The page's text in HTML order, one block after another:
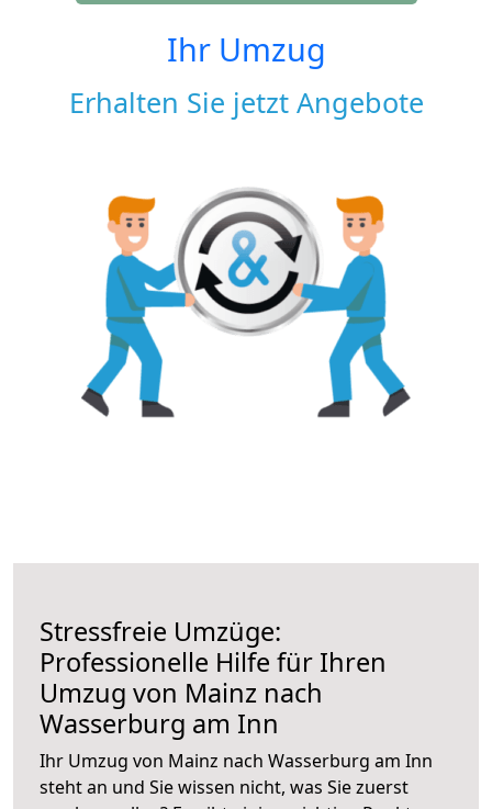
Ihr Umzug
Erhalten Sie jetzt Angebote
Stressfreie Umzüge:
Professionelle Hilfe für Ihren
Umzug von Mainz nach
Wasserburg am Inn
Ihr Umzug von Mainz nach Wasserburg am Inn
steht an und Sie wissen nicht, was Sie zuerst